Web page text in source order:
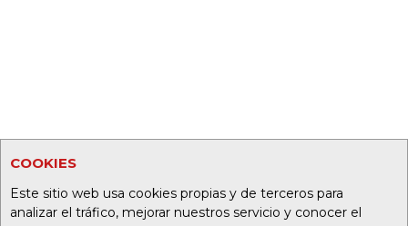
COOKIES
Este sitio web usa cookies propias y de terceros para
analizar el tráfico, mejorar nuestros servicio y conocer el